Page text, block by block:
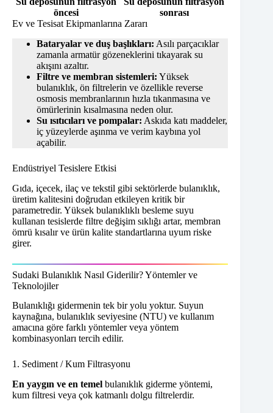
öncesi
sonrası
Ev ve Tesisat Ekipmanlarına Zararı
Bataryalar ve duş başlıkları: Asılı parçacıklar
zamanla armatür gözeneklerini tıkayarak su
akışını azaltır.
Filtre ve membran sistemleri: Yüksek
bulanıklık, ön filtrelerin ve özellikle reverse
osmosis membranlarının hızla tıkanmasına ve
ömürlerinin kısalmasına neden olur.
Su ısıtıcıları ve pompalar: Askıda katı maddeler,
iç yüzeylerde aşınma ve verim kaybına yol
açabilir.
Endüstriyel Tesislere Etkisi
Gıda, içecek, ilaç ve tekstil gibi sektörlerde bulanıklık,
üretim kalitesini doğrudan etkileyen kritik bir
parametredir. Yüksek bulanıklıklı besleme suyu
kullanan tesislerde filtre değişim sıklığı artar, membran
ömrü kısalır ve ürün kalite standartlarına uyum riske
girer.
Sudaki Bulanıklık Nasıl Giderilir? Yöntemler ve
Teknolojiler
Bulanıklığı gidermenin tek bir yolu yoktur. Suyun
kaynağına, bulanıklık seviyesine (NTU) ve kullanım
amacına göre farklı yöntemler veya yöntem
kombinasyonları tercih edilir.
1. Sediment / Kum Filtrasyonu
En yaygın ve en temel bulanıklık giderme yöntemi,
kum filtresi veya çok katmanlı dolgu filtrelerdir.